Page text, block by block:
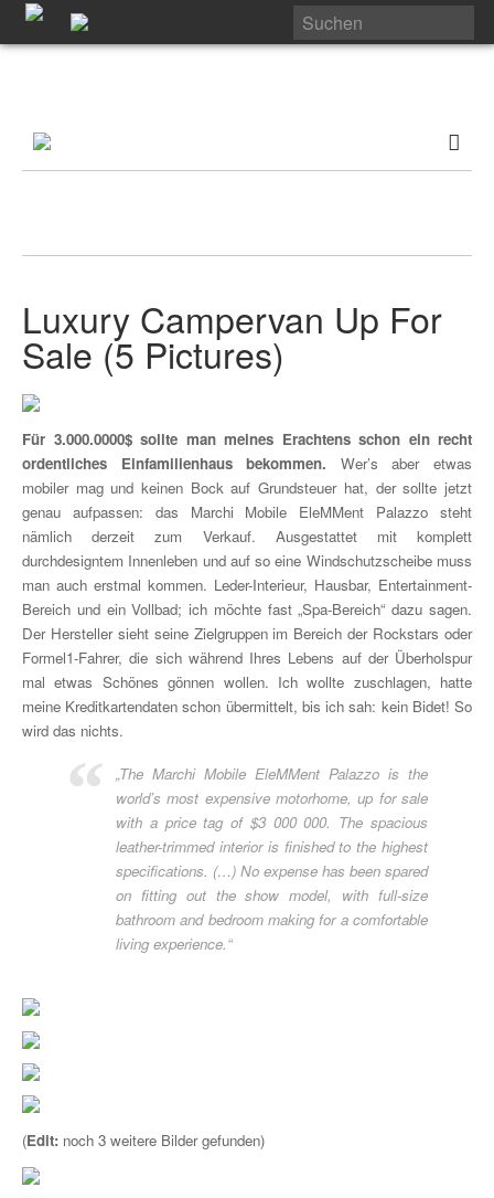
Luxury Campervan Up For
Sale (5 Pictures)
Für 3.000.0000$ sollte man meines Erachtens schon ein recht
ordentliches Einfamilienhaus bekommen. Wer’s aber etwas
mobiler mag und keinen Bock auf Grundsteuer hat, der sollte jetzt
genau aufpassen: das Marchi Mobile EleMMent Palazzo steht
nämlich derzeit zum Verkauf. Ausgestattet mit komplett
durchdesigntem Innenleben und auf so eine Windschutzscheibe muss
man auch erstmal kommen. Leder-Interieur, Hausbar, Entertainment-
Bereich und ein Vollbad; ich möchte fast „Spa-Bereich“ dazu sagen.
Der Hersteller sieht seine Zielgruppen im Bereich der Rockstars oder
Formel1-Fahrer, die sich während Ihres Lebens auf der Überholspur
mal etwas Schönes gönnen wollen. Ich wollte zuschlagen, hatte
meine Kreditkartendaten schon übermittelt, bis ich sah: kein Bidet! So
wird das nichts.
„The Marchi Mobile EleMMent Palazzo is the
world’s most expensive motorhome, up for sale
with a price tag of $3 000 000. The spacious
leather-trimmed interior is finished to the highest
specifications. (…) No expense has been spared
on fitting out the show model, with full-size
bathroom and bedroom making for a comfortable
living experience.“
(Edit: noch 3 weitere Bilder gefunden)